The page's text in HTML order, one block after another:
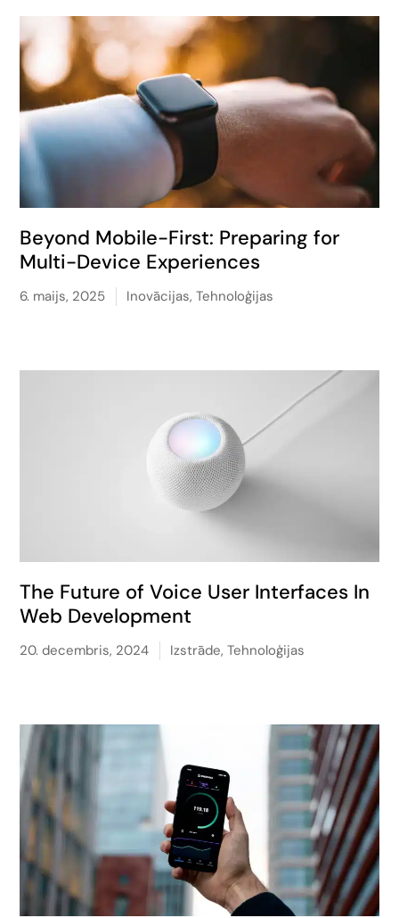
Beyond Mobile-First: Preparing for
Multi-Device Experiences
6. maijs, 2025 Inovācijas,Tehnoloģijas
The Future of Voice User Interfaces In
Web Development
20. decembris, 2024 Izstrāde,Tehnoloģijas